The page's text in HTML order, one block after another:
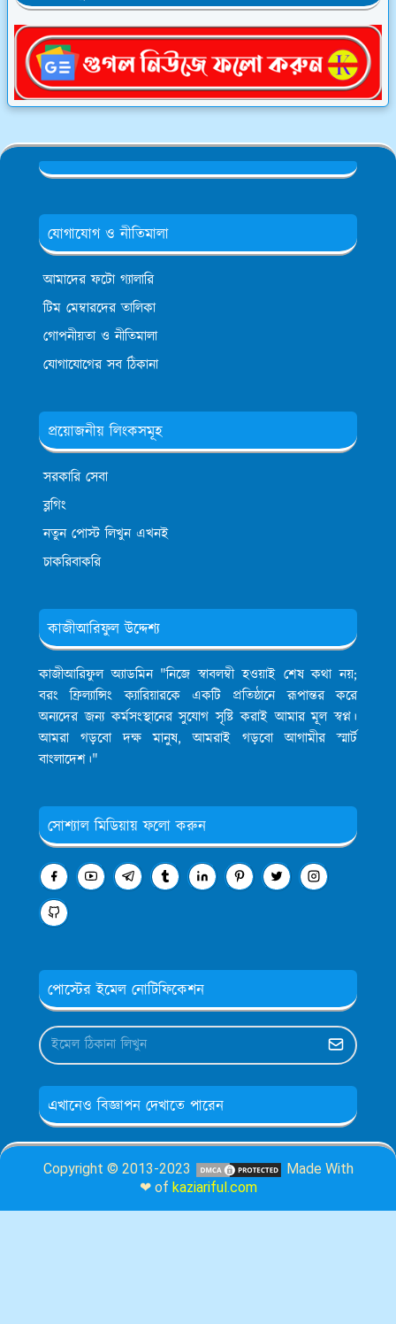
যোগাযোগ ও নীতিমালা
আমাদের ফটো গ্যালারি
টিম মেম্বারদের তালিকা
গোপনীয়তা ও নীতিমালা
যোগাযোগের সব ঠিকানা
প্রয়োজনীয় লিংকসমূহ
সরকারি সেবা
ব্লগিং
নতুন পোস্ট লিখুন এখনই
চাকরিবাকরি
কাজীআরিফুল উদ্দেশ্য
কাজীআরিফুল অ্যাডমিন "নিজে স্বাবলম্বী হওয়াই শেষ কথা নয়;
বরং ফ্রিল্যান্সিং ক্যারিয়ারকে একটি প্রতিষ্ঠানে রূপান্তর করে
অন্যদের জন্য কর্মসংস্থানের সুযোগ সৃষ্টি করাই আমার মূল স্বপ্ন।
আমরা গড়বো দক্ষ মানুষ, আমরাই গড়বো আগামীর স্মার্ট
বাংলাদেশ।"
সোশ্যাল মিডিয়ায় ফলো করুন
পোস্টের ইমেল নোটিফিকেশন
এখানেও বিজ্ঞাপন দেখাতে পারেন
Copyright © 2013-2023
Made With
❤ of kaziariful.com